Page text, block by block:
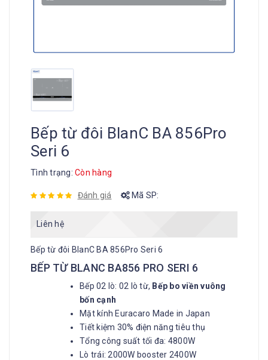
Bếp từ đôi BlanC BA 856Pro
Seri 6
Tình trạng: Còn hàng
Đánh giá Mã SP:
Liên hệ
Bếp từ đôi BlanC BA 856Pro Seri 6
BẾP TỪ BLANC BA856 PRO SERI 6
Bếp 02 lò: 02 lò từ, Bếp bo viền vuông
bốn cạnh
Mặt kính Euracaro Made in Japan
Tiết kiệm 30% điện năng tiêu thụ
Tổng công suất tối đa: 4800W
Lò trái: 2000W booster 2400W